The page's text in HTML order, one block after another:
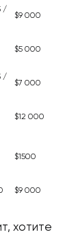
/
$9 000
$5 000
/
$7 000
$12 000
$1500
$9 000
хотите